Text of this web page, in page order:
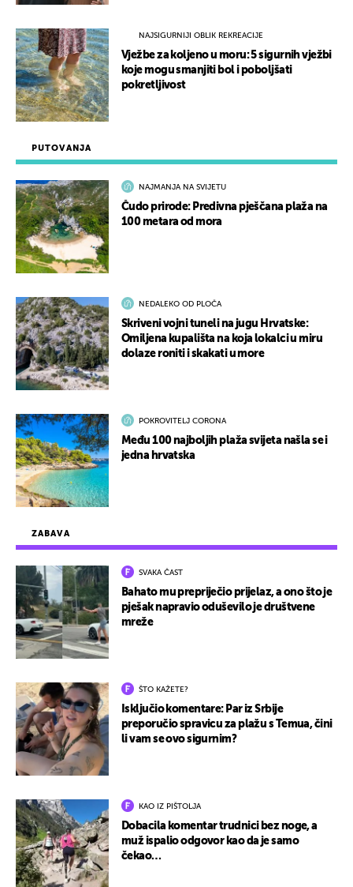
ZABAVA
SVAKA ČAST
Bahato mu prepriječio prijelaz, a ono što je
pješak napravio oduševilo je društvene
mreže
ŠTO KAŽETE?
Isključio komentare: Par iz Srbije
preporučio spravicu za plažu s Temua, čini
li vam se ovo sigurnim?
KAO IZ PIŠTOLJA
Dobacila komentar trudnici bez noge, a
muž ispalio odgovor kao da je samo
čekao…
PUTOVANJA
NAJMANJA NA SVIJETU
Čudo prirode: Predivna pješčana plaža na
100 metara od mora
NEDALEKO OD PLOČA
Skriveni vojni tuneli na jugu Hrvatske:
Omiljena kupališta na koja lokalci u miru
dolaze roniti i skakati u more
POKROVITELJ CORONA
Među 100 najboljih plaža svijeta našla se i
jedna hrvatska
NAJSIGURNIJI OBLIK REKREACIJE
Vježbe za koljeno u moru: 5 sigurnih vježbi
koje mogu smanjiti bol i poboljšati
pokretljivost